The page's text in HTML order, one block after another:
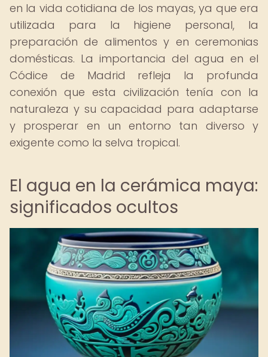
en la vida cotidiana de los mayas, ya que era
utilizada para la higiene personal, la
preparación de alimentos y en ceremonias
domésticas. La importancia del agua en el
Códice de Madrid refleja la profunda
conexión que esta civilización tenía con la
naturaleza y su capacidad para adaptarse
y prosperar en un entorno tan diverso y
exigente como la selva tropical.
El agua en la cerámica maya:
significados ocultos